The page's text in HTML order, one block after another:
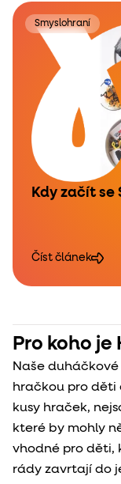
Smyslohraní
Kdy začít se
Číst článek
Pro koho je
Naše
hračkou pro děti
kusy hraček,
které by mohly
vhodné pro děti,
rády zavrtají do